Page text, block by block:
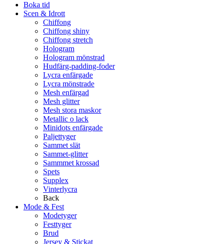
Boka tid
Scen & Idrott
Chiffong
Chiffong shiny
Chiffong stretch
Hologram
Hologram mönstrad
Hudfärg-padding-foder
Lycra enfärgade
Lycra mönstrade
Mesh enfärgad
Mesh glitter
Mesh stora maskor
Metallic o lack
Minidots enfärgade
Paljettyger
Sammet slät
Sammet-glitter
Sammmet krossad
Spets
Supplex
Vinterlycra
Back
Mode & Fest
Modetyger
Festtyger
Brud
Jersey & Stickat